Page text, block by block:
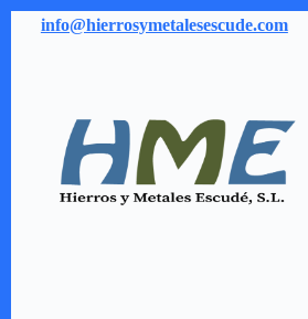
info@hierrosymetalesescude.com